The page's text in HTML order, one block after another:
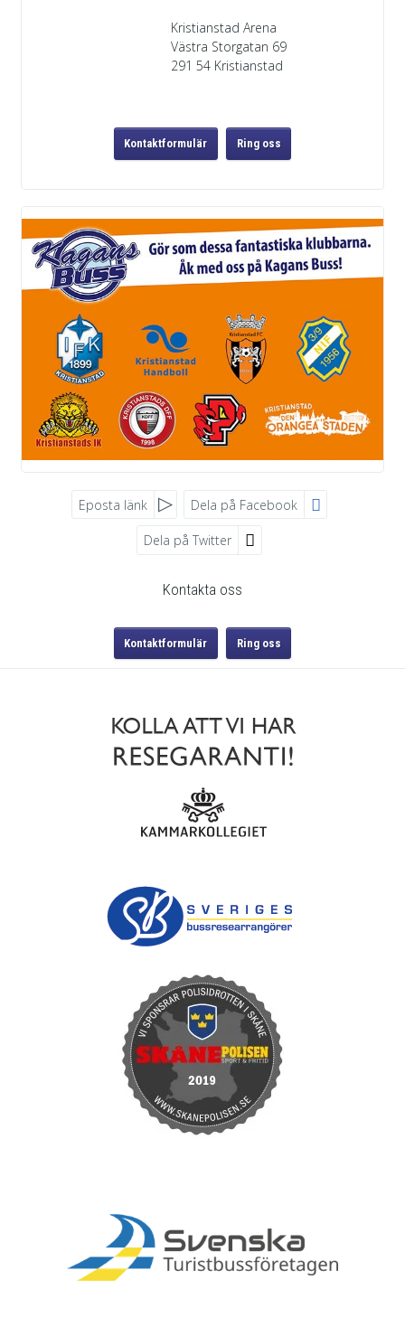
Kristianstad Arena
Västra Storgatan 69
291 54 Kristianstad
Kontaktformulär Ring oss
Eposta länk Dela på Facebook
Dela på Twitter
Sociala medier
Kontakta oss
Kontaktformulär Ring oss